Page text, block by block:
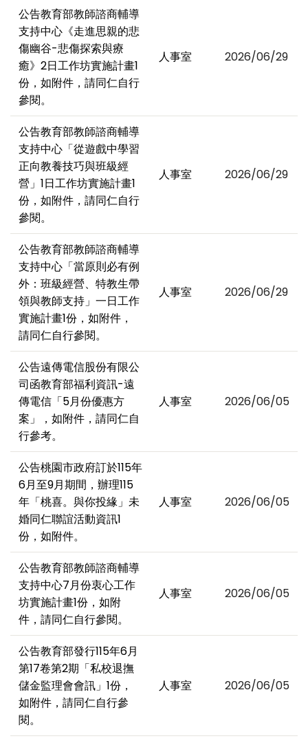
公告教育部教師諮商輔導
支持中心《走進思親的悲
傷幽谷-悲傷探索與療
癒》2日工作坊實施計畫1
份，如附件，請同仁自行
參閱。
人事室 2026/06/29
公告教育部教師諮商輔導
支持中心「從遊戲中學習
正向教養技巧與班級經
營」1日工作坊實施計畫1
份，如附件，請同仁自行
參閱。
人事室 2026/06/29
公告教育部教師諮商輔導
支持中心「當原則必有例
外：班級經營、特教生帶
領與教師支持」一日工作
實施計畫1份，如附件，
請同仁自行參閱。
人事室 2026/06/29
公告遠傳電信股份有限公
司函教育部福利資訊-遠
傳電信「5月份優惠方
案」，如附件，請同仁自
行參考。
人事室 2026/06/05
公告桃園市政府訂於115年
6月至9月期間，辦理115
年「桃喜。與你投緣」未
婚同仁聯誼活動資訊1
份，如附件。
人事室 2026/06/05
公告教育部教師諮商輔導
支持中心7月份衷心工作
坊實施計畫1份，如附
件，請同仁自行參閱。
人事室 2026/06/05
公告教育部發行115年6月
第17卷第2期「私校退撫
儲金監理會會訊」1份，
如附件，請同仁自行參
閱。
人事室 2026/06/05